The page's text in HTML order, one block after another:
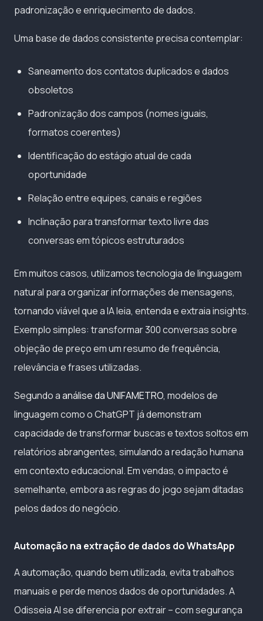
padronização e enriquecimento de dados.
Uma base de dados consistente precisa contemplar:
Saneamento dos contatos duplicados e dados
obsoletos
Padronização dos campos (nomes iguais,
formatos coerentes)
Identificação do estágio atual de cada
oportunidade
Relação entre equipes, canais e regiões
Inclinação para transformar texto livre das
conversas em tópicos estruturados
Em muitos casos, utilizamos tecnologia de linguagem
natural para organizar informações de mensagens,
tornando viável que a IA leia, entenda e extraia insights.
Exemplo simples: transformar 300 conversas sobre
objeção de preço em um resumo de frequência,
relevância e frases utilizadas.
Segundo aanálise da UNIFAMETRO, modelos de
linguagem como o ChatGPT já demonstram
capacidade de transformar buscas e textos soltos em
relatórios abrangentes, simulando a redação humana
em contexto educacional. Em vendas, o impacto é
semelhante, embora as regras do jogo sejam ditadas
pelos dados do negócio.
Automação na extração de dados do WhatsApp
A automação, quando bem utilizada, evita trabalhos
manuais e perde menos dados de oportunidades. A
Odisseia AI se diferencia por extrair – com segurança